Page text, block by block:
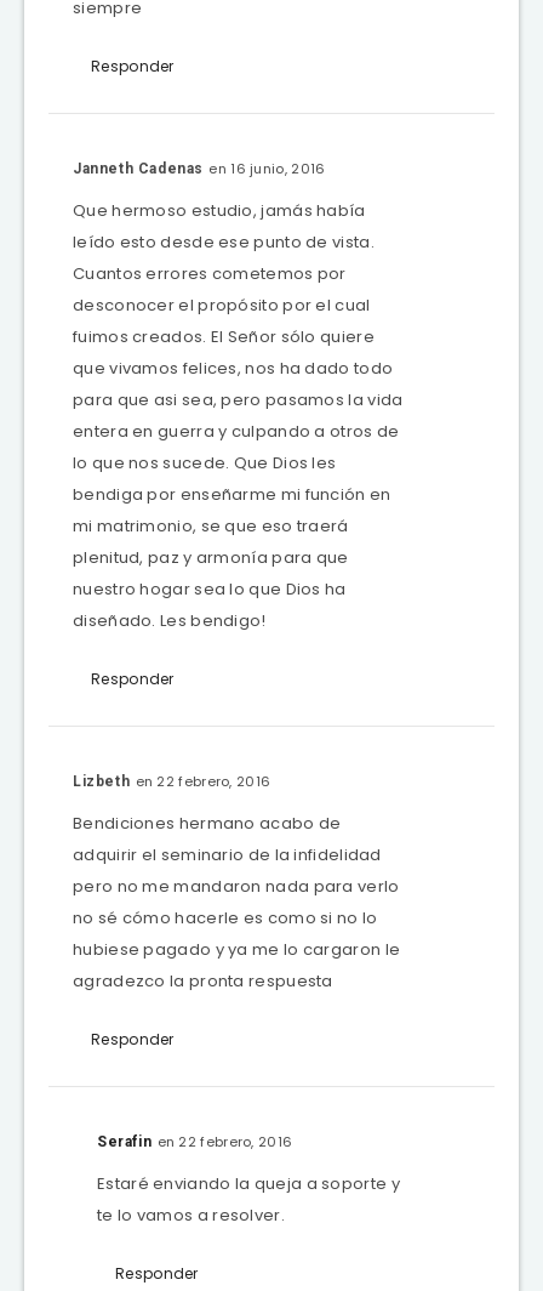
siempre
Responder
Janneth Cadenas en 16 junio, 2016
Que hermoso estudio, jamás había
leído esto desde ese punto de vista.
Cuantos errores cometemos por
desconocer el propósito por el cual
fuimos creados. El Señor sólo quiere
que vivamos felices, nos ha dado todo
para que asi sea, pero pasamos la vida
entera en guerra y culpando a otros de
lo que nos sucede. Que Dios les
bendiga por enseñarme mi función en
mi matrimonio, se que eso traerá
plenitud, paz y armonía para que
nuestro hogar sea lo que Dios ha
diseñado. Les bendigo!
Responder
Lizbeth en 22 febrero, 2016
Bendiciones hermano acabo de
adquirir el seminario de la infidelidad
pero no me mandaron nada para verlo
no sé cómo hacerle es como si no lo
hubiese pagado y ya me lo cargaron le
agradezco la pronta respuesta
Responder
Serafin en 22 febrero, 2016
Estaré enviando la queja a soporte y
te lo vamos a resolver.
Responder